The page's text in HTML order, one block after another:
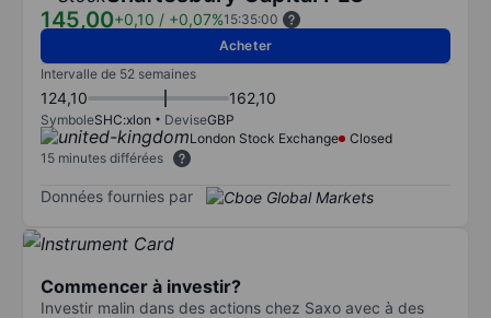
145,00+0,10 / +0,07%15:35:00
Acheter
Intervalle de 52 semaines
124,10 162,10
SymboleSHC:xlon DeviseGBP
London Stock Exchange
Closed
15 minutes différées
Données fournies par
Commencer à investir?
Investir malin dans des actions chez Saxo avec à des